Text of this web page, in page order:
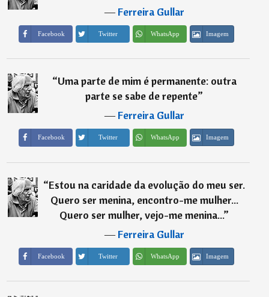
―Ferreira Gullar
Facebook Twitter WhatsApp Imagem
“Uma parte de mim é permanente: outra
parte se sabe de repente”
―Ferreira Gullar
Facebook Twitter WhatsApp Imagem
“Estou na caridade da evolução do meu ser.
Quero ser menina, encontro-me mulher...
Quero ser mulher, vejo-me menina...”
―Ferreira Gullar
Facebook Twitter WhatsApp Imagem